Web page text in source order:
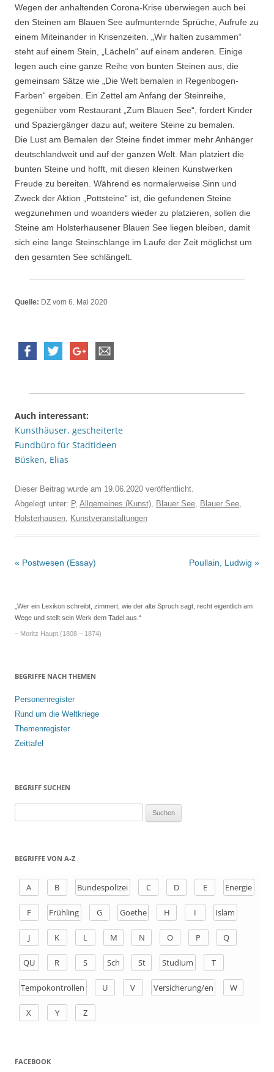
Wegen der anhaltenden Corona-Krise überwiegen auch bei
den Steinen am Blauen See aufmunternde Sprüche, Aufrufe zu
einem Miteinander in Krisenzeiten. „Wir halten zusammen“
steht auf einem Stein, „Lächeln“ auf einem anderen. Einige
legen auch eine ganze Reihe von bunten Steinen aus, die
gemeinsam Sätze wie „Die Welt bemalen in Regenbogen-
Farben“ ergeben. Ein Zettel am Anfang der Steinreihe,
gegenüber vom Restaurant „Zum Blauen See“, fordert Kinder
und Spaziergänger dazu auf, weitere Steine zu bemalen.
Die Lust am Bemalen der Steine findet immer mehr Anhänger
deutschlandweit und auf der ganzen Welt. Man platziert die
bunten Steine und hofft, mit diesen kleinen Kunstwerken
Freude zu bereiten. Während es normalerweise Sinn und
Zweck der Aktion „Pottsteine“ ist, die gefundenen Steine
wegzunehmen und woanders wieder zu platzieren, sollen die
Steine am Holsterhausener Blauen See liegen bleiben, damit
sich eine lange Steinschlange im Laufe der Zeit möglichst um
den gesamten See schlängelt.
Quelle: DZ vom 6. Mai 2020
Auch interessant:
Kunsthäuser, gescheiterte
Fundbüro für Stadtideen
Büsken, Elias
Dieser Beitrag wurde am 19.06.2020 veröffentlicht.
Abgelegt unter: P, Allgemeines (Kunst), Blauer See, Blauer See,
Holsterhausen, Kunstveranstaltungen
Beitrags-
« Postwesen (Essay) Poullain, Ludwig »
„Wer ein Lexikon schreibt, zimmert, wie der alte Spruch sagt, recht eigentlich am
Wege und stellt sein Werk dem Tadel aus.“
– Moritz Haupt (1808 – 1874)
BEGRIFFE NACH THEMEN
Personenregister
Rund um die Weltkriege
Themenregister
Zeittafel
BEGRIFF SUCHEN
h
BEGRIFFE VON A-Z
A B Bundespolizei C D E Energie
F Frühling G Goethe H I Islam
J K L M N O P Q
QU R S Sch St Studium T
Tempokontrollen U V Versicherung/en W
X Y Z
FACEBOOK